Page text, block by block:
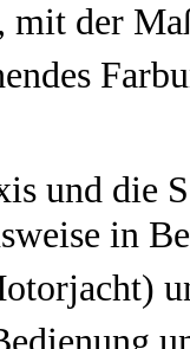
mit der
und die
in